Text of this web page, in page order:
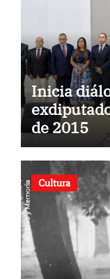
Inicia
de 2015
Cultura